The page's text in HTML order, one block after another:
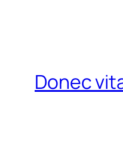
Donec